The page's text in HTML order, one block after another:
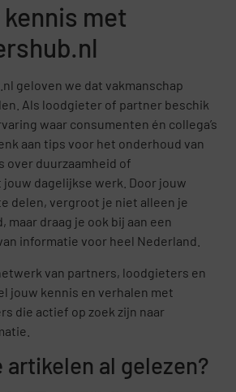
met
geloven we dat vakmanschap
Als loodgieter of partner beschik
waar consumenten én collega’s
aan tips voor het onderhoud van
over duurzaamheid of
dagelijkse werk. Door jouw
delen, vergroot je niet alleen je
maar draag je ook bij aan een
informatie voor heel Nederland.
van partners, loodgieters en
jouw kennis en verhalen met
die actief op zoek zijn naar
artikelen al gelezen?